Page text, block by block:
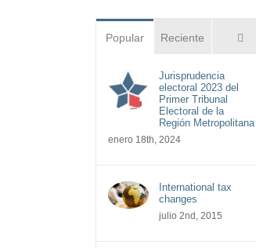
Popular Reciente
Jurisprudencia
electoral 2023 del
Primer Tribunal
Electoral de la
Región Metropolitana
enero 18th, 2024
International tax
changes
julio 2nd, 2015